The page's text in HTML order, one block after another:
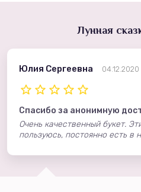
Лунная
Юлия Сергеевна 04.12.2020
Спасибо за анонимную
Очень качественный букет.
пользуюсь, постоянно есть в